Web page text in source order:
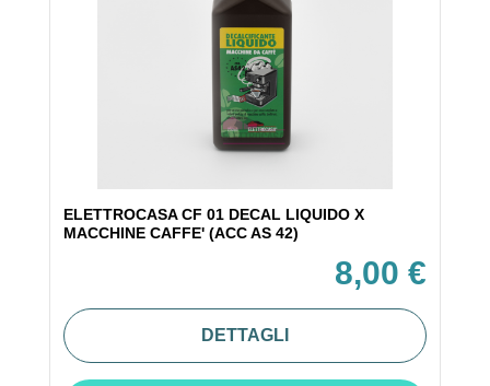
ELETTROCASA CF 01 DECAL LIQUIDO X
MACCHINE CAFFE' (ACC AS 42)
8,00 €
DETTAGLI